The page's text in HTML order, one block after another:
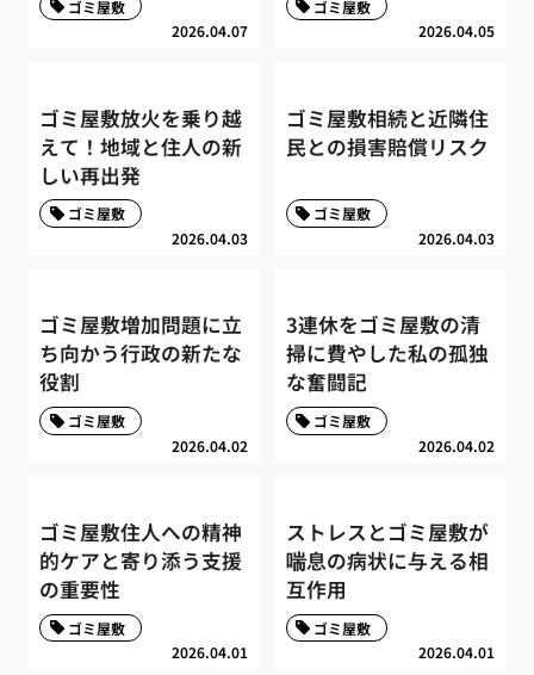
2026.04.07
ゴミ屋敷
2026.04.05
ゴミ屋敷
ゴミ屋敷放火を乗り越
えて！地域と住人の新
しい再出発
2026.04.03
ゴミ屋敷
ゴミ屋敷相続と近隣住
民との損害賠償リスク
2026.04.03
ゴミ屋敷
ゴミ屋敷増加問題に立
ち向かう行政の新たな
役割
2026.04.02
ゴミ屋敷
3連休をゴミ屋敷の清
掃に費やした私の孤独
な奮闘記
2026.04.02
ゴミ屋敷
ゴミ屋敷住人への精神
的ケアと寄り添う支援
の重要性
2026.04.01
ゴミ屋敷
ストレスとゴミ屋敷が
喘息の病状に与える相
互作用
2026.04.01
ゴミ屋敷